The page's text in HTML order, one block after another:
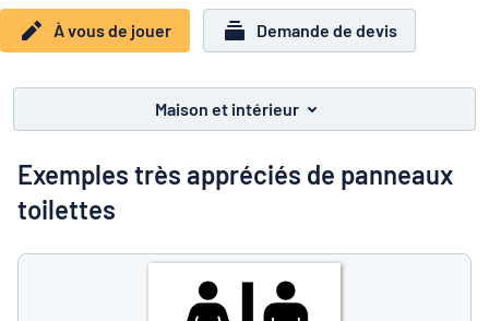
Montrer toutes les catégories
ne parvenez pas à trouver ce que vous cherchez ? À vous de
lieu
de
Montrer toutes les catégories
de
Se
connecter
Service
À vous de jouer Demande de devis
Maison et intérieur
Exemples très appréciés de panneaux
toilettes